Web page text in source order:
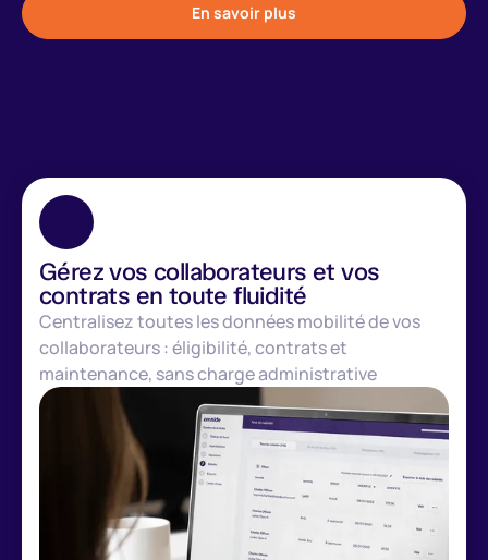
En savoir plus
Gérez vos collaborateurs et vos
contrats en toute fluidité
Centralisez toutes les données mobilité de vos
collaborateurs : éligibilité, contrats et
maintenance, sans charge administrative